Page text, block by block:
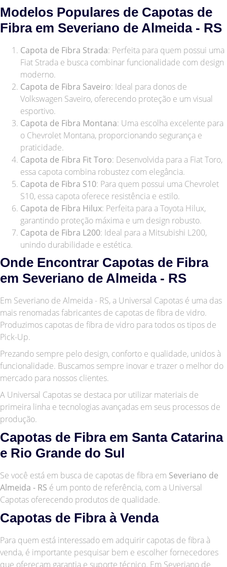
Modelos Populares de Capotas de
Fibra em Severiano de Almeida - RS
Capota de Fibra Strada: Perfeita para quem possui uma
Fiat Strada e busca combinar funcionalidade com design
moderno.
Capota de Fibra Saveiro: Ideal para donos de
Volkswagen Saveiro, oferecendo proteção e um visual
esportivo.
Capota de Fibra Montana: Uma escolha excelente para
o Chevrolet Montana, proporcionando segurança e
praticidade.
Capota de Fibra Fit Toro: Desenvolvida para a Fiat Toro,
essa capota combina robustez com elegância.
Capota de Fibra S10: Para quem possui uma Chevrolet
S10, essa capota oferece resistência e estilo.
Capota de Fibra Hilux: Perfeita para a Toyota Hilux,
garantindo proteção máxima e um design robusto.
Capota de Fibra L200: Ideal para a Mitsubishi L200,
unindo durabilidade e estética.
Onde Encontrar Capotas de Fibra
em Severiano de Almeida - RS
Em Severiano de Almeida - RS, a Universal Capotas é uma das
mais renomadas fabricantes de capotas de fibra de vidro.
Produzimos capotas de fibra de vidro para todos os tipos de
Pick-Up.
Prezando sempre pelo design, conforto e qualidade, unidos à
funcionalidade. Buscamos sempre inovar e trazer o melhor do
mercado para nossos clientes.
A Universal Capotas se destaca por utilizar materiais de
primeira linha e tecnologias avançadas em seus processos de
produção.
Capotas de Fibra em Santa Catarina
e Rio Grande do Sul
Se você está em busca de capotas de fibra em Severiano de
Almeida - RS é um ponto de referência, com a Universal
Capotas oferecendo produtos de qualidade.
Capotas de Fibra à Venda
Para quem está interessado em adquirir capotas de fibra à
venda, é importante pesquisar bem e escolher fornecedores
que ofereçam garantia e suporte técnico. Em Severiano de